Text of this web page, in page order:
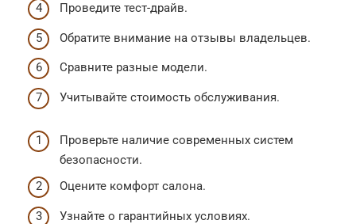
Проведите тест-драйв.
Обратите внимание на отзывы владельцев.
Сравните разные модели.
Учитывайте стоимость обслуживания.
Проверьте наличие современных систем
безопасности.
Оцените комфорт салона.
Узнайте о гарантийных условиях.